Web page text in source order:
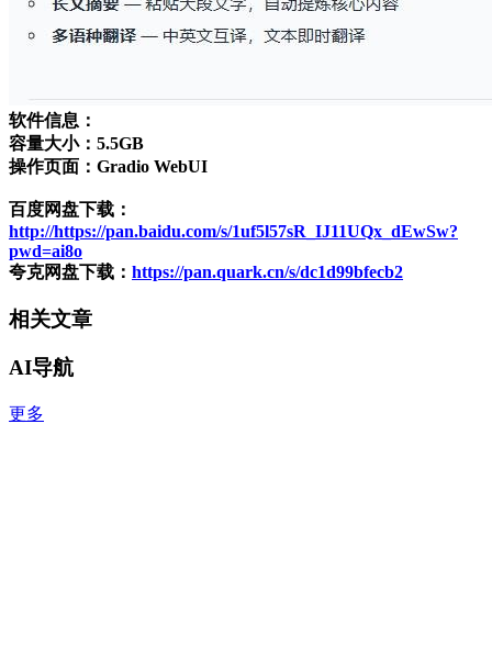
软件信息：
容量大小：5.5GB
操作页面：Gradio WebUI
百度网盘下载：
http://https://pan.baidu.com/s/1uf5l57sR_IJ11UQx_dEwSw?
pwd=ai8o
夸克网盘下载： https://pan.quark.cn/s/dc1d99bfecb2
相关文章
AI导航
更多